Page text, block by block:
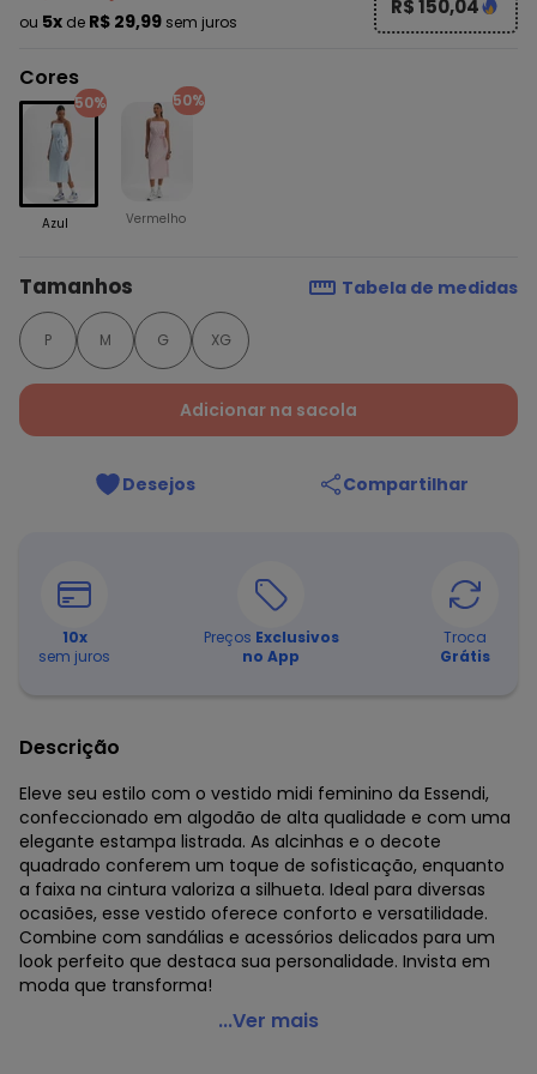
ou 5x de R$ 29,99 sem juros
R$ 150,04
Cores
50%
Azul
50%
Vermelho
Tamanhos Tabela de medidas
P M G XG
Adicionar na sacola
Desejos Compartilhar
10x
sem juros
Preços Exclusivos
no App
Troca
Grátis
Descrição
Eleve seu estilo com o vestido midi feminino da Essendi,
confeccionado em algodão de alta qualidade e com uma
elegante estampa listrada. As alcinhas e o decote
quadrado conferem um toque de sofisticação, enquanto
a faixa na cintura valoriza a silhueta. Ideal para diversas
ocasiões, esse vestido oferece conforto e versatilidade.
Combine com sandálias e acessórios delicados para um
look perfeito que destaca sua personalidade. Invista em
moda que transforma!
Essendi - Vestido Feminino de Alcinha Azul
...Ver mais